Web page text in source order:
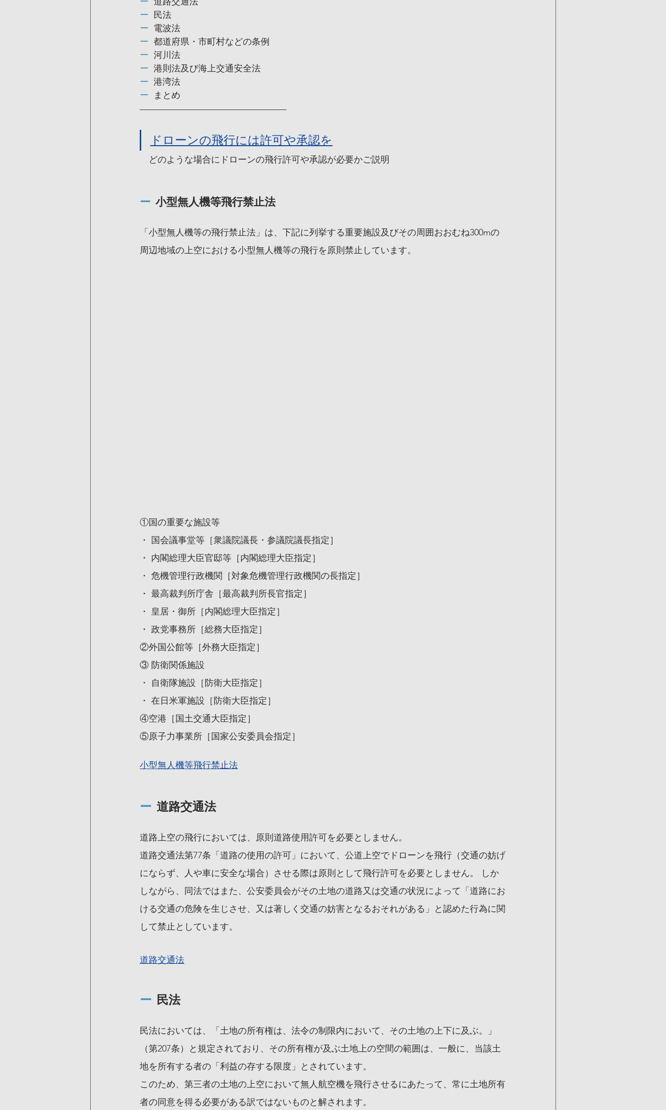
ー 民法
ー 電波法
ー 都道府県・市町村などの条例
ー 河川法
ー 港則法及び海上交通安全法
ー 港湾法
ー
まとめ
ドローンの飛行には許可や承認を
どのような場合にドローンの飛行許可や承認が必要かご説明
ー
  小型無人機等飛行禁止法
「小型無人機等の飛行禁止法」は、下記に列挙する重要施設及びその周囲おおむね300mの
周辺地域の上空における小型無人機等の飛行を原則禁止しています。
①国の重要な施設等
・ 国会議事堂等［衆議院議長・参議院議長指定］
・ 内閣総理大臣官邸等［内閣総理大臣指定］
・ 危機管理行政機関［対象危機管理行政機関の長指定］
・ 最高裁判所庁舎［最高裁判所長官指定］
・ 皇居・御所［内閣総理大臣指定］
・ 政党事務所［総務大臣指定］
②外国公館等［外務大臣指定］
③ 防衛関係施設
・ 自衛隊施設［防衛大臣指定］
・ 在日米軍施設［防衛大臣指定］
④空港［国土交通大臣指定］
⑤原子力事業所［国家公安委員会指定］
小型無人機等飛行禁止法
ー
  道路交通法
道路上空の飛行においては、原則道路使用許可を必要としません。
道路交通法第77条「道路の使用の許可」において、公道上空でドローンを飛行（交通の妨げ
にならず、人や車に安全な場合）させる際は原則として飛行許可を必要としません。 しか
しながら、同法ではまた、公安委員会がその土地の道路又は交通の状況によって「道路にお
ける交通の危険を生じさせ、又は著しく交通の妨害となるおそれがある」と認めた行為に関
して禁止としています。
道路交通法
ー
  民法
民法においては、「土地の所有権は、法令の制限内において、その土地の上下に及ぶ。」
（第207条）と規定されており、その所有権が及ぶ土地上の空間の範囲は、一般に、当該土
地を所有する者の「利益の存する限度」とされています。
このため、第三者の土地の上空において無人航空機を飛行させるにあたって、常に土地所有
者の同意を得る必要がある訳ではないものと解されます。